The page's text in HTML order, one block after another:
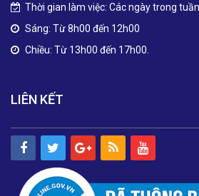
Thời gian làm việc: Các ngày trong
Sáng: Từ 8h00 đến 12h00
Chiều: Từ 13h00 đến 17h00.
LIÊN KẾT